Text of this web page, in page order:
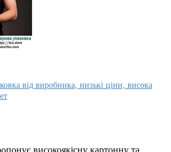
від виробника, низькі ціни, висока